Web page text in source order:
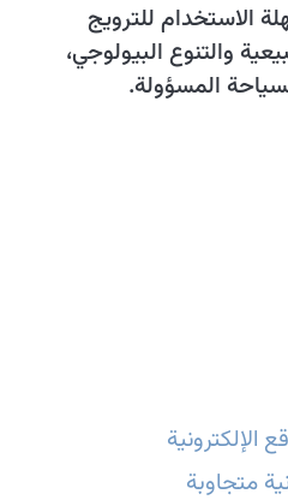
الاستخدام للترويج
والتنوع البيولوجي،
المسؤولة.
الإلكترونية
متجاوبة